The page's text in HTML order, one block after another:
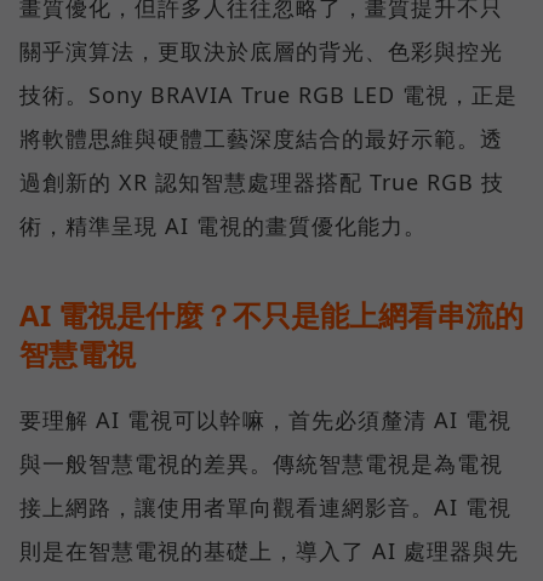
畫質優化，但許多人往往忽略了，畫質提升不只
關乎演算法，更取決於底層的背光、色彩與控光
技術。Sony BRAVIA True RGB LED 電視，正是
將軟體思維與硬體工藝深度結合的最好示範。透
過創新的 XR 認知智慧處理器搭配 True RGB 技
術，精準呈現 AI 電視的畫質優化能力。
AI 電視是什麼？不只是能上網看串流的
智慧電視
要理解 AI 電視可以幹嘛，首先必須釐清 AI 電視
與一般智慧電視的差異。傳統智慧電視是為電視
接上網路，讓使用者單向觀看連網影音。AI 電視
則是在智慧電視的基礎上，導入了 AI 處理器與先